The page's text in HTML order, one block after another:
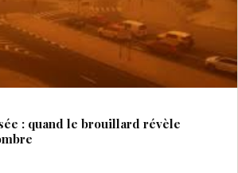
: quand le brouillard révèle